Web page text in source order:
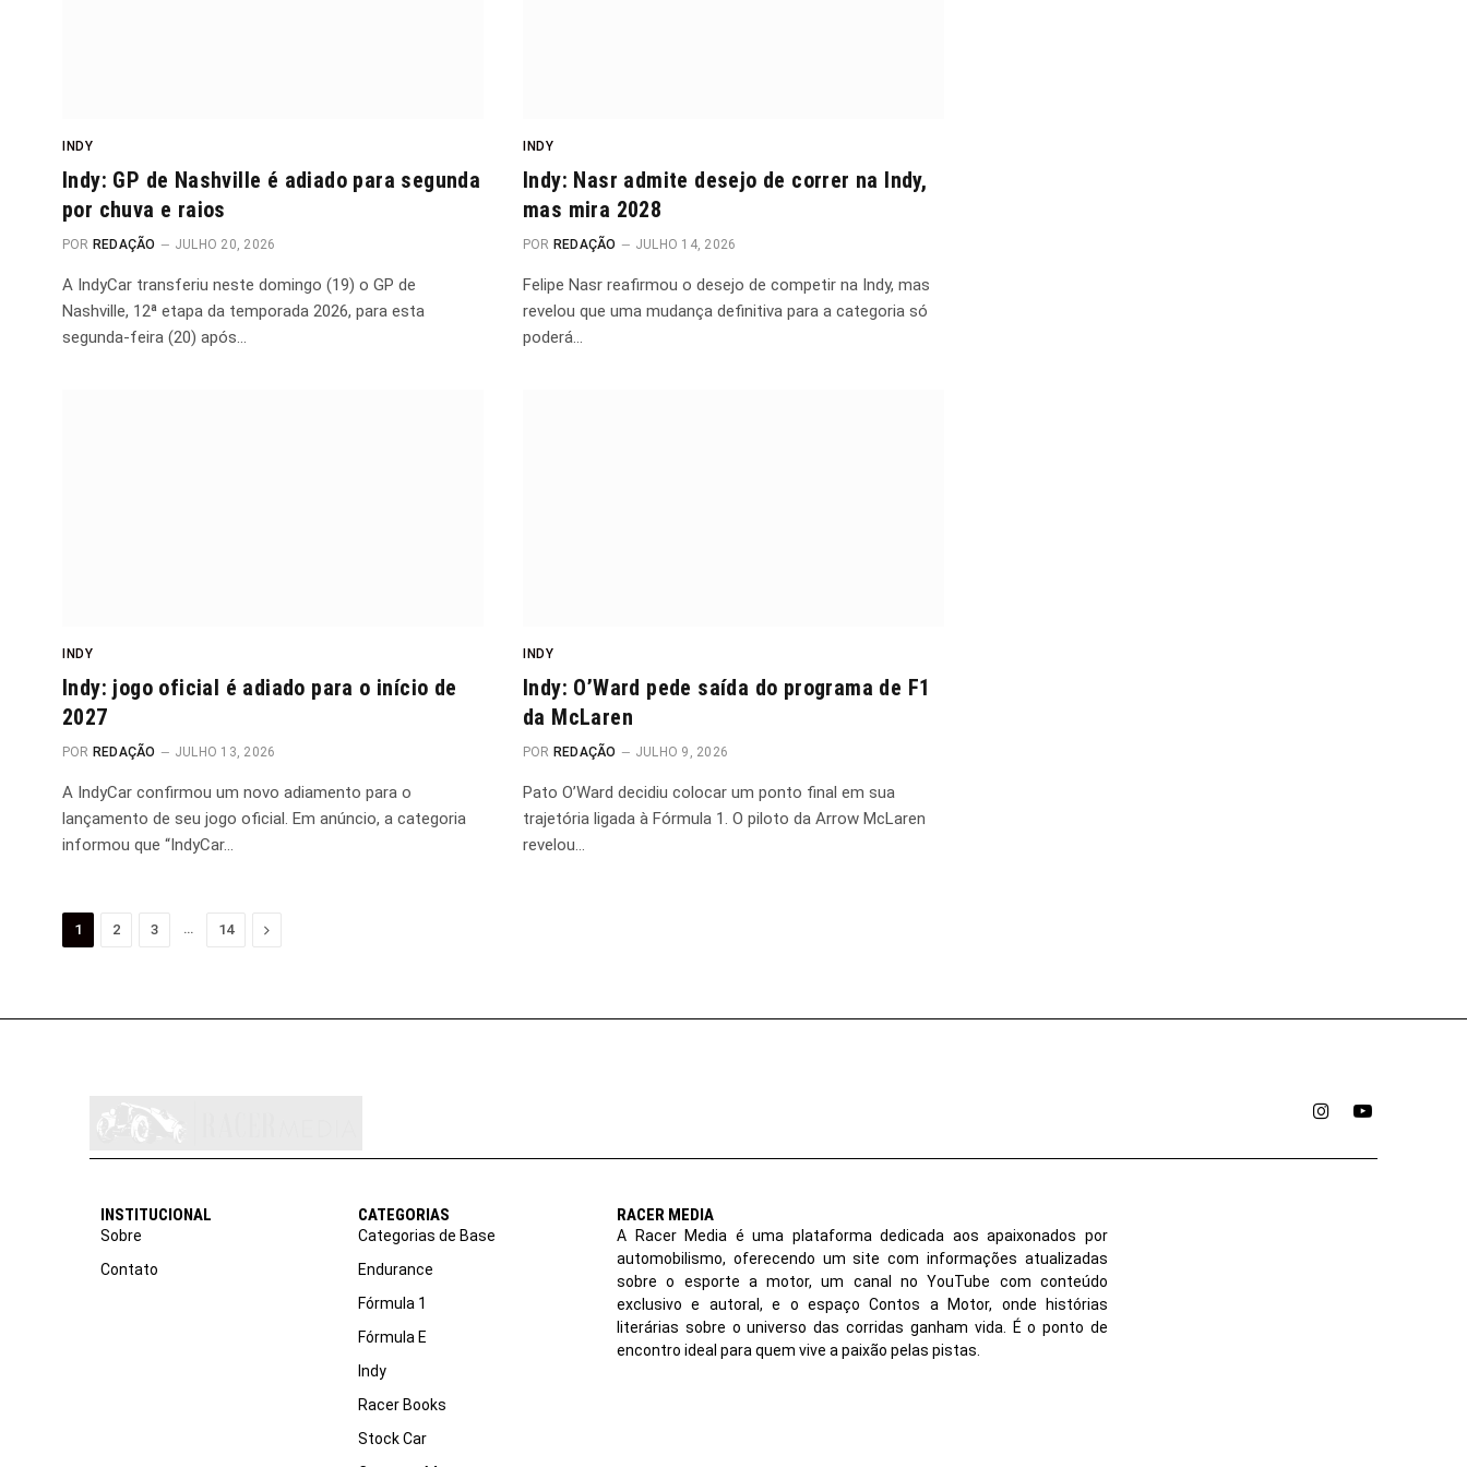
INDY
Indy: GP de Nashville é adiado para segunda
por chuva e raios
POR REDAÇÃO JULHO 20, 2026
A IndyCar transferiu neste domingo (19) o GP de
Nashville, 12ª etapa da temporada 2026, para esta
segunda-feira (20) após…
INDY
Indy: Nasr admite desejo de correr na Indy,
mas mira 2028
POR REDAÇÃO JULHO 14, 2026
Felipe Nasr reafirmou o desejo de competir na Indy, mas
revelou que uma mudança definitiva para a categoria só
poderá…
INDY
Indy: jogo oficial é adiado para o início de
2027
POR REDAÇÃO JULHO 13, 2026
A IndyCar confirmou um novo adiamento para o
lançamento de seu jogo oficial. Em anúncio, a categoria
informou que “IndyCar…
INDY
Indy: O’Ward pede saída do programa de F1
da McLaren
POR REDAÇÃO JULHO 9, 2026
Pato O’Ward decidiu colocar um ponto final em sua
trajetória ligada à Fórmula 1. O piloto da Arrow McLaren
revelou…
1 2 3 14 Proximo
InstagramYouTube
INSTITUCIONAL
Sobre
Contato
CATEGORIAS
Categorias de Base
Endurance
Fórmula 1
Fórmula E
Indy
Racer Books
Stock Car
RACER MEDIA
A Racer Media é uma plataforma dedicada aos apaixonados por
automobilismo, oferecendo um site com informações atualizadas
sobre o esporte a motor, um canal no YouTube com conteúdo
exclusivo e autoral, e o espaço Contos a Motor, onde histórias
literárias sobre o universo das corridas ganham vida. É o ponto de
encontro ideal para quem vive a paixão pelas pistas.